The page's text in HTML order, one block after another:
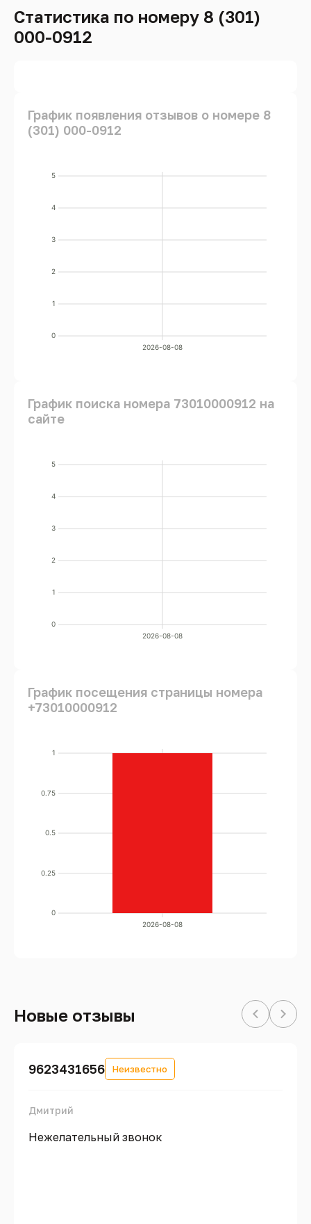
Статистика по номеру 8 (301)
000-0912
График появления отзывов о номере 8
(301) 000-0912
0
1
2
3
4
5
2026-08-08
График поиска номера 73010000912 на
сайте
0
1
2
3
4
5
2026-08-08
График посещения страницы номера
+73010000912
0
0.25
0.5
0.75
1
2026-08-08
Новые отзывы
9623431656 Неизвестно
Дмитрий
Нежелательный звонок